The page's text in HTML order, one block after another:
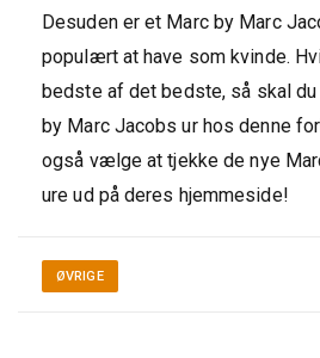
Desuden er et Marc by Marc
populært at have som kvinde.
bedste af det bedste, så skal
by Marc Jacobs ur hos denne
også vælge at tjekke de nye
ure ud på deres hjemmeside!
ØVRIGE